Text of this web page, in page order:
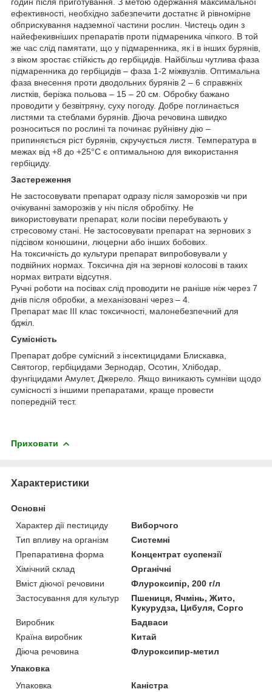
ефективності, необхідно забезпечити достатнє й рівномірне
обприскування надземної частини рослин. Чистець один з
найефекивніших препаратів проти підмареника чіпкого. В той
же час слід памятати, що у підмаренника, як і в інших бурянів,
з віком зростає стійкість до гербіцидів. Найбільш чутлива фаза
підмаренника до гербіцидів – фаза 1-2 міжвузлів. Оптимальна
фаза внесення проти дводольних бурянів 2 – 6 справжніх
листків, берізка польова – 15 – 20 см. Обробку бажано
проводити у безвітряну, суху погоду. Добре поглинається
листями та стеблами бурянів. Діюча речовина швидко
розноситься по рослині та починає руйнівну дію –
припиняється ріст бурянів, скручується листя. Температура в
межах від +8 до +25°С є оптимальною для використання
гербіциду.
Застереження
Не застосовувати препарат одразу після заморозків чи при
очікуванні заморозків у ніч після обробітку. Не
використовувати препарат, коли посіви перебувають у
стресовому стані. Не застосовувати препарат на зернових з
підсівом конюшини, люцерни або інших бобових.
На токсичність до культури препарат випробовували у
подвійних нормах. Токсична дія на зернові колосові в таких
нормах витрати відсутня.
Ручні роботи на посівах слід проводити не раніше ніж через 7
днів після обробки, а механізовані через – 4.
Препарат має ІІІ клас токсичності, малонебезпечний для
бджіл.
Сумісність
Препарат добре сумісний з інсектицидами Блискавка,
Святогор, гербіцидами Зернодар, Осотин, Хлібодар,
фунгіцидами Амулет, Джерело. Якщо виникають сумніви щодо
сумісності з іншими препаратами, краще провести
попередній тест.
Приховати
Характеристики
Основні
Характер дії пестициду
Виборчого
Тип впливу на організм
Системні
Препаративна форма
Концентрат суспензії
Хімічний склад
Органічні
Вміст діючої речовини
Флуроксипір, 200 г/л
Застосування для культур
Пшениця, Ячмінь, Жито,
Кукурудза, Цибуля, Сорго
Виробник
Бадваси
Країна виробник
Китай
Діюча речовина
Флуроксипир-метил
Упаковка
Упаковка
Каністра